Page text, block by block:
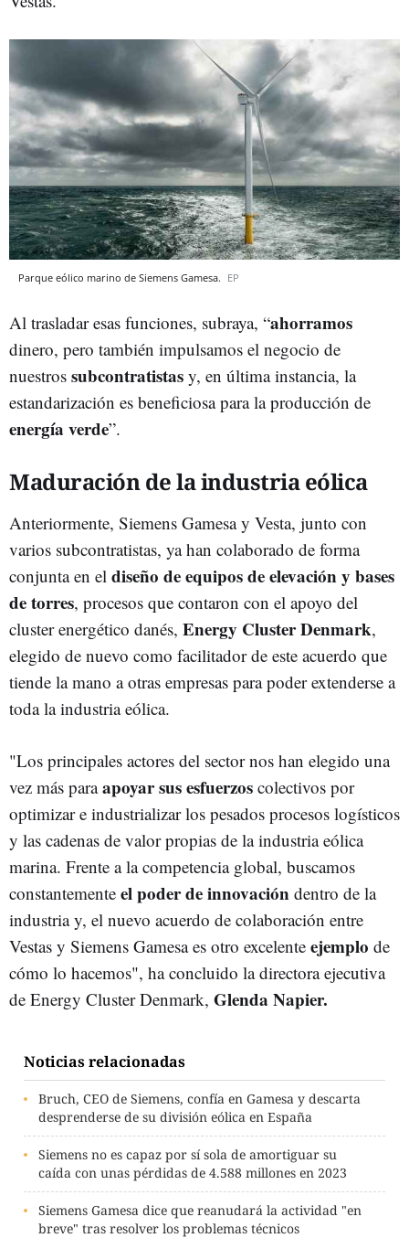
Parque eólico marino de Siemens Gamesa. EP
Al trasladar esas funciones, subraya, “ahorramos
dinero, pero también impulsamos el negocio de
nuestros subcontratistas y, en última instancia, la
estandarización es beneficiosa para la producción de
energía verde”.
Maduración de la industria eólica
Anteriormente, Siemens Gamesa y Vesta, junto con
varios subcontratistas, ya han colaborado de forma
conjunta en el diseño de equipos de elevacióny bases
de torres, procesos que contaron con el apoyo del
cluster energético danés, Energy Cluster Denmark,
elegido de nuevo como facilitador de este acuerdo que
tiende la mano a otras empresas para poder extenderse a
toda la industria eólica.
"Los principales actores del sector nos han elegido una
vez más paraapoyar sus esfuerzos colectivos por
optimizar e industrializar los pesados procesos logísticos
y las cadenas de valor propias de la industria eólica
marina. Frente a la competencia global, buscamos
constantemente el poder de innovación dentro de la
industria y, el nuevo acuerdo de colaboración entre
Vestas y Siemens Gamesa es otro excelente ejemplo de
cómo lo hacemos", ha concluido la directora ejecutiva
de Energy Cluster Denmark, Glenda Napier.
Noticias relacionadas
Bruch, CEO de Siemens, confía en Gamesa y descarta
desprenderse de su división eólica en España
Siemens no es capaz por sí sola de amortiguar su
caída con unas pérdidas de 4.588 millones en 2023
Siemens Gamesa dice que reanudará la actividad "en
breve" tras resolver los problemas técnicos